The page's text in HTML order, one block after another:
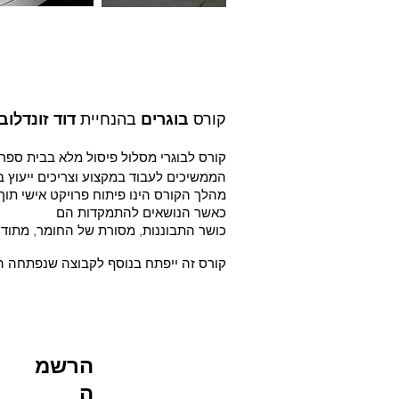
קורס בוגרים בהנחיית דוד
קורס לבוגרי מסלול פיסול מלא בבית
הממשיכים לעבוד במקצוע וצריכים
מהלך הקורס הינו פיתוח פרויקט אישי
כאשר הנושאים להתמקדות הם
כושר התבוננות, מסורת של החומר,
קורס זה ייפתח בנוסף לקבוצה שנפתחה
הרשמ
ה